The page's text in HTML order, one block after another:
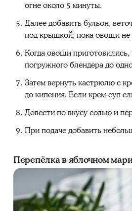
огне около 5 минуты.
Далее добавить бульон,
под крышкой, пока овощи не
Когда овощи
погружного блендера до
Затем вернуть кастрюлю с
до кипения. Если крем-суп
Довести по вкусу солью и
При подаче добавить
Перепёлка в яблочном